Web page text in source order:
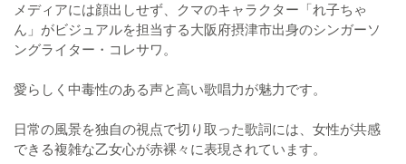
メディアには顔出しせず、クマのキャラクター「れ子ちゃ
ん」がビジュアルを担当する大阪府摂津市出身のシンガーソ
ングライター・コレサワ。
愛らしく中毒性のある声と高い歌唱力が魅力です。
日常の風景を独自の視点で切り取った歌詞には、女性が共感
できる複雑な乙女心が赤裸々に表現されています。